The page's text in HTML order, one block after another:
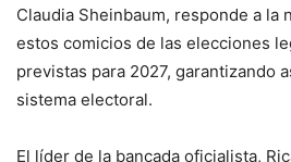
Claudia Sheinbaum, responde a la
estos comicios de las elecciones
previstas para 2027, garantizando
sistema electoral.
El líder de la bancada oficialista,